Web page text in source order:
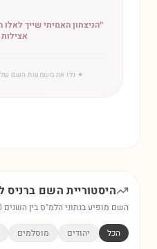
״הניצחון האמיתי שייך
✦ גלו את משמעות השם
היסטוריית השם ברניס
השם מופיע בנתוני הלמ"ס בין השנים
הכל יהודים מוסלמים